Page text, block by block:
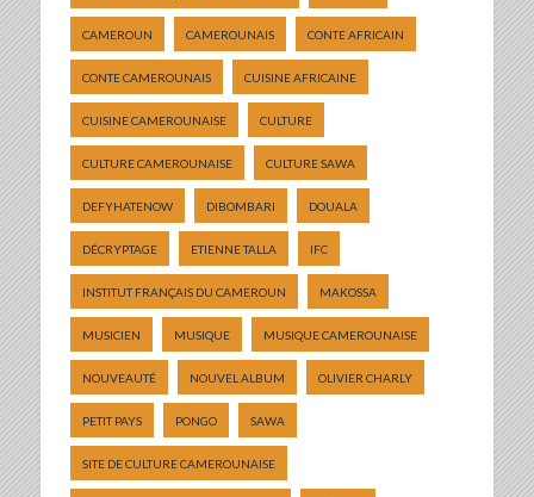
CAMEROUN CAMEROUNAIS CONTE AFRICAIN
CONTE CAMEROUNAIS CUISINE AFRICAINE
CUISINE CAMEROUNAISE CULTURE
CULTURE CAMEROUNAISE CULTURE SAWA
DEFYHATENOW DIBOMBARI DOUALA
DÉCRYPTAGE ETIENNE TALLA IFC
INSTITUT FRANÇAIS DU CAMEROUN MAKOSSA
MUSICIEN MUSIQUE MUSIQUE CAMEROUNAISE
NOUVEAUTÉ NOUVEL ALBUM OLIVIER CHARLY
PETIT PAYS PONGO SAWA
SITE DE CULTURE CAMEROUNAISE